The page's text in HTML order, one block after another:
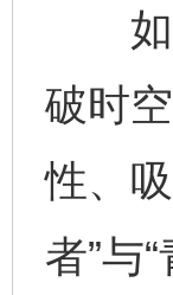
如今
破时
性、
者”与